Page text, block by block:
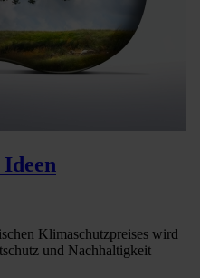
Klimaschutzpreises wird
und Nachhaltigkeit